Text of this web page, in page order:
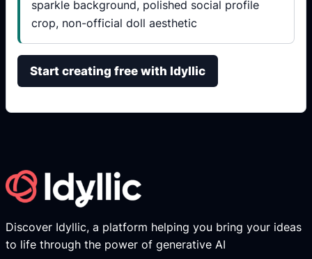
sparkle background, polished social profile
crop, non-official doll aesthetic
Start creating free with Idyllic
Discover Idyllic, a platform helping you bring your ideas
to life through the power of generative AI